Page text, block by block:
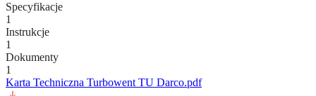
Specyfikacje
1
Instrukcje
1
Dokumenty
1
Karta Techniczna Turbowent TU Darco.pdf